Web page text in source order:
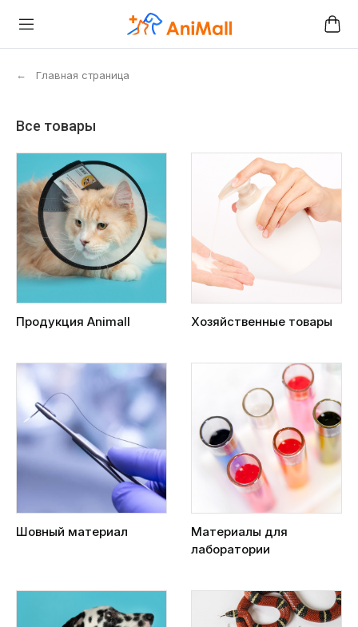
← Главная страница
Все товары
Продукция Animall Хозяйственные товары
Шовный материал
Материалы для
лаборатории